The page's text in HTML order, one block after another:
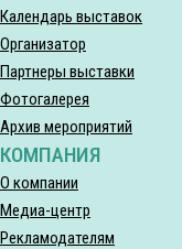
Календарь выставок
Организатор
Партнеры выставки
Фотогалерея
Архив мероприятий
КОМПАНИЯ
О компании
Медиа-центр
Рекламодателям